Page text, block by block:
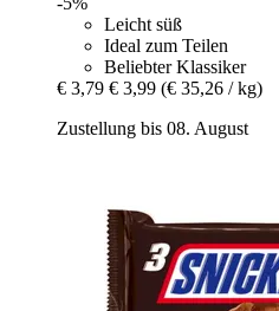
Leicht süß
Ideal zum Teilen
Beliebter Klassiker
€ 3,79 € 3,99 (€ 35,26 / kg)
Zustellung bis 08. August